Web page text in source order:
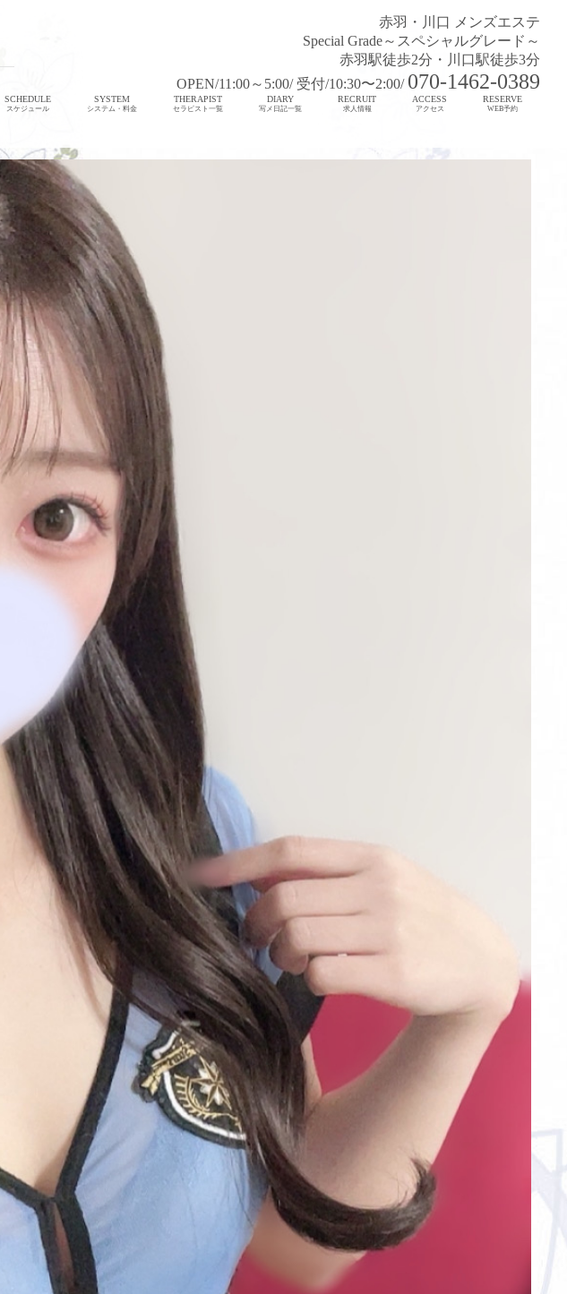
赤羽・川口 メンズエステ
Special Grade～スペシャルグレード～
赤羽駅徒歩2分・川口駅徒歩3分
OPEN/11:00～5:00/ 受付/10:30〜2:00/ 070-1462-0389
SCHEDULE
スケジュール
SYSTEM
システム・料金
THERAPIST
セラピスト一覧
DIARY
写メ日記一覧
RECRUIT
求人情報
ACCESS
アクセス
RESERVE
WEB予約